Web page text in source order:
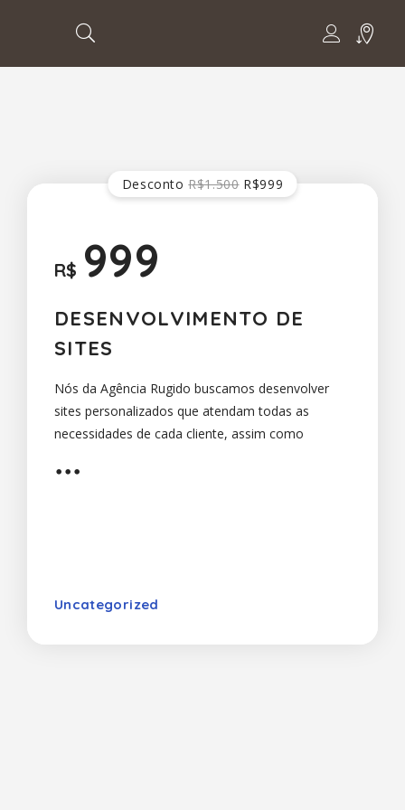
DescontoR$1.500R$999
R$ 999
DESENVOLVIMENTO DE
SITES
Nós da Agência Rugido buscamos desenvolver
sites personalizados que atendam todas as
necessidades de cada cliente, assim como
que usamos toda a nossa experiência para criar
Uncategorized